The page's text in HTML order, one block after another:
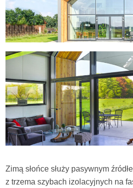
Zimą słońce służy pasywnym
z trzema szybach izolacyjnych na